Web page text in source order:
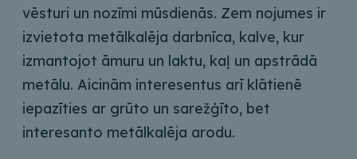
vēsturi un nozīmi mūsdienās. Zem nojumes ir
izvietota metālkalēja darbnīca, kalve, kur
izmantojot āmuru un laktu, kaļ un apstrādā
metālu. Aicinām interesentus arī klātienē
iepazīties ar grūto un sarežģīto, bet
interesanto metālkalēja arodu.